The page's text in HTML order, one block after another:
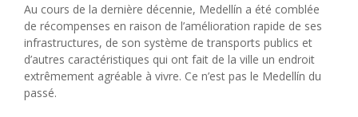
Au cours de la dernière décennie, Medellín a été comblée
de récompenses en raison de l’amélioration rapide de ses
infrastructures, de son système de transports publics et
d’autres caractéristiques qui ont fait de la ville un endroit
extrêmement agréable à vivre. Ce n’est pas le Medellín du
passé.